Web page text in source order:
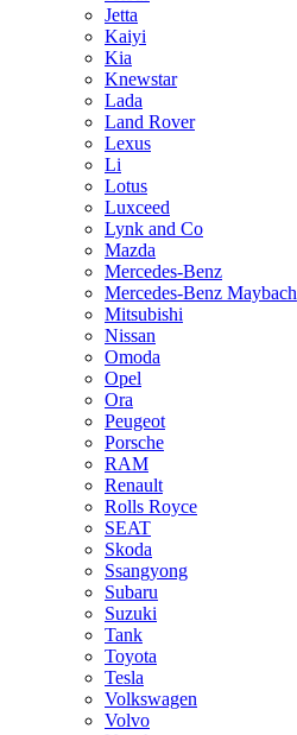
Jetta
Kaiyi
Kia
Knewstar
Lada
Land Rover
Lexus
Li
Lotus
Luxceed
Lynk and Co
Mazda
Mercedes-Benz
Mercedes-Benz Maybach
Mitsubishi
Nissan
Omoda
Opel
Ora
Peugeot
Porsche
RAM
Renault
Rolls Royce
SEAT
Skoda
Ssangyong
Subaru
Suzuki
Tank
Toyota
Tesla
Volkswagen
Volvo